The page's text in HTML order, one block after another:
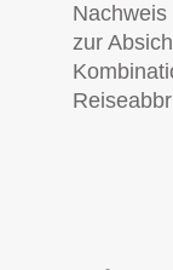
Nachweis
zur